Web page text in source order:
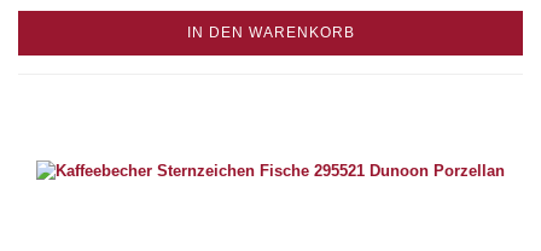
IN DEN WARENKORB